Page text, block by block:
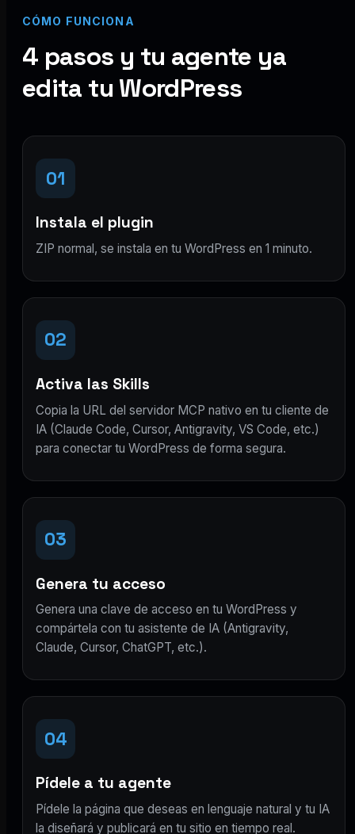
CÓMO FUNCIONA
4 pasos y tu agente ya
edita tu WordPress
01
Instala el plugin
ZIP normal, se instala en tu WordPress en 1 minuto.
02
Activa las Skills
Copia la URL del servidor MCP nativo en tu cliente de
IA (Claude Code, Cursor, Antigravity, VS Code, etc.)
para conectar tu WordPress de forma segura.
03
Genera tu acceso
Genera una clave de acceso en tu WordPress y
compártela con tu asistente de IA (Antigravity,
Claude, Cursor, ChatGPT, etc.).
04
Pídele a tu agente
Pídele la página que deseas en lenguaje natural y tu IA
la diseñará y publicará en tu sitio en tiempo real.